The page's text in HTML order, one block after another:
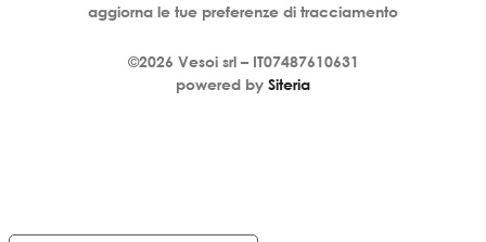
aggiorna le tue preferenze di tracciamento
©2026 Vesoisrl – IT07487610631
powered by Siteria